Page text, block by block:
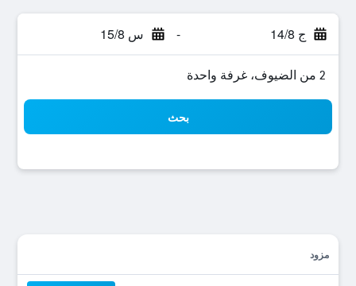
ج 14/8 - س 15/8
2 من الضيوف، غرفة واحدة
بحث
مزود